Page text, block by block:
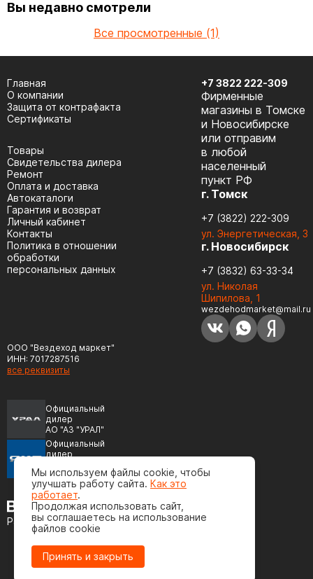
Вы недавно смотрели
Все просмотренные (1)
ООО "Вездеход маркет"
ИНН: 7017287516
все реквизиты
Официальный
дилер
АО "АЗ "УРАЛ"
Официальный
дилер
(ЯМЗ)
Разработка сайта
Главная
О компании
Защита от контрафакта
Сертификаты
Товары
Cвидетельства дилера
Ремонт
Оплата и доставка
Автокаталоги
Гарантия и возврат
Личный кабинет
Контакты
Политика в отношении
обработки
персональных данных
+7 3822 222-309
Фирменные
магазины в Томске
и Новосибирске
или отправим
в любой
населенный
пункт РФ
г. Томск
+7 (3822) 222-309
ул. Энергетическая, 3
г. Новосибирск
+7 (3832) 63-33-34
ул. Николая
Шипилова, 1
wezdehodmarket@mail.ru
Мы используем файлы cookie, чтобы
улучшать работу сайта. Как это
работает.
Продолжая использовать сайт,
вы соглашаетесь на использование
файлов cookie
Принять и закрыть